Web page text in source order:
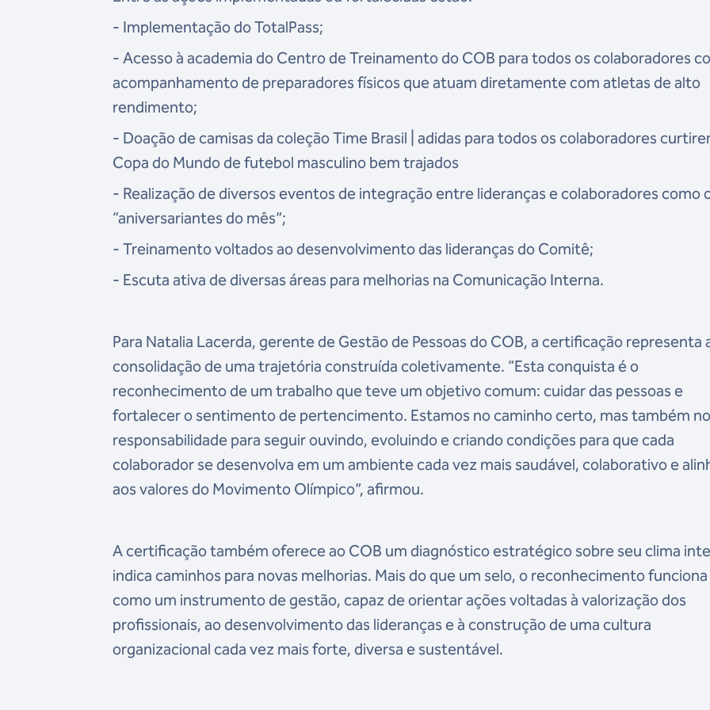
- Implementação do TotalPass;
- Acesso à academia do Centro de Treinamento do COB para todos os colaboradores
acompanhamento de preparadores físicos que atuam diretamente com atletas de alto
rendimento;
- Doação de camisas da coleção Time Brasil | adidas para todos os colaboradores
Copa do Mundo de futebol masculino bem trajados
- Realização de diversos eventos de integração entre lideranças e colaboradores como
“aniversariantes do mês”;
- Treinamento voltados ao desenvolvimento das lideranças do Comitê;
- Escuta ativa de diversas áreas para melhorias na Comunicação Interna.
Para Natalia Lacerda, gerente de Gestão de Pessoas do COB, a certificação representa
consolidação de uma trajetória construída coletivamente. “Esta conquista é o
reconhecimento de um trabalho que teve um objetivo comum: cuidar das pessoas e
fortalecer o sentimento de pertencimento. Estamos no caminho certo, mas também
responsabilidade para seguir ouvindo, evoluindo e criando condições para que cada
colaborador se desenvolva em um ambiente cada vez mais saudável, colaborativo e
aos valores do Movimento Olímpico”, afirmou.
A certificação também oferece ao COB um diagnóstico estratégico sobre seu clima
indica caminhos para novas melhorias. Mais do que um selo, o reconhecimento funciona
como um instrumento de gestão, capaz de orientar ações voltadas à valorização dos
profissionais, ao desenvolvimento das lideranças e à construção de uma cultura
organizacional cada vez mais forte, diversa e sustentável.